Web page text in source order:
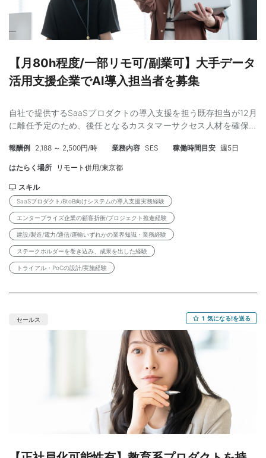
【月80h程度/一部リモ可/副業可】大手データ
活用支援企業でAI導入担当者を募集
自社で提供するSaaSプロダクトの導入支援を担う既存担当が12月
に離任予定のため、後任となるカスタマーサクセス人材を確保し
できる方を求めています。 【体制】 営業（ビジネス）チームに所
属し、4～5名のメンバーと連携します。 不明点はクライアント企
【具体的な業務内容】 ・SaaSプロダクトの導入プロジェクト設計
および推進 ・既存顧客・新規顧客からの問い合わせ対応 ・顧客社
員とのコミュニケーション・関係者調整 ・オペレーション設計
（顧客業務フローへの落とし込み） 【必須条件】 ・SaaSプロダ
クトまたはBtoB向けシステムの導入支援実務経験（5年以上） ・
エンタープライズ企業の顧客折衝・プロジェクト推進経験 【歓迎
条件】 ・建設・製造・電力・通信・運輸いずれかの業界知識・業
務経験 ・複数のステークホルダー（顧客・社内）を巻き込み、成
140,000円～240,000円（月30～50h程度稼働想定) ※初回2か月
間は、引継ぎ期間のため月30～50h程度稼働を想定しております
ので、【2】の金額の幅でのご調整とさせていただきます。 10～11
月：月30～50h 12月以降：月80h程度を想定しておりますが、顧
客数により変動する可能性がございます。 【勤務条件】 ・雇用形
態 ：業務委託 ※弊社と雇用契約を結び、弊社クラ
イアント先での勤務となります。 ・契約期間 ：2026/10/1～長
期 （3か月ごとの更新想定） ・勤務時間 ：10:00～19:00 休憩
1h ※初回2か月間は月30～50h程度、以降月80h程度稼働想定。
・勤務地 ：東京都港区 ・最寄り駅 ：各線 六本木一丁目駅/
溜池山王駅/六本木駅 ※一部リモート可。リモート頻度について
は、稼働日の40～60％程度を想定しております。 【応募後の流
報酬例 2,188 ～ 2,500円/時 業務内容 SES 稼働時間目安 週5日
はたらく場所 リモート併用/東京都
スキル
SaaSプロダクト/BtoB向けシステムの導入支援実務経験
エンタープライズ企業の顧客折衝/プロジェクト推進経験
建設/製造/電力/通信/運輸いずれかの業界知識・業務経験
ステークホルダーを巻き込み、成果を出した経験
トライアル・PoCの設計/実施経験
セールス 1 気になる!を送る